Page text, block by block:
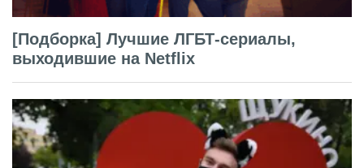
[Подборка] Лучшие ЛГБТ-сериалы,
выходившие на Netflix